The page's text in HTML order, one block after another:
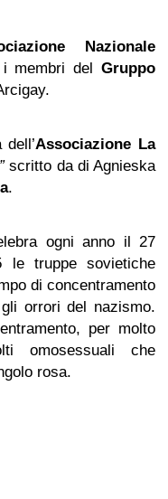
Nazionale
i membri delGruppo
Associazione La
scritto da di Agnieska
.
ogni anno il 27
le truppe sovietiche
di concentramento
orrori del nazismo.
per molto
omosessuali che
rosa.